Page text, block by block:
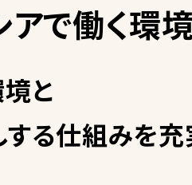
アで働く環
と
る仕組みを充